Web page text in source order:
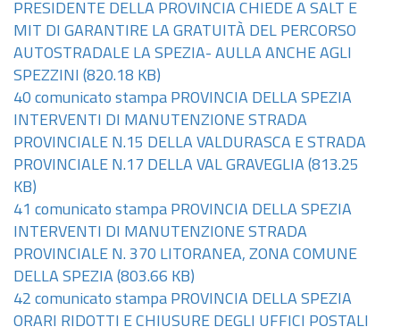
PRESIDENTE DELLA PROVINCIA CHIEDE A SALT E
MIT DI GARANTIRE LA GRATUITÀ DEL PERCORSO
AUTOSTRADALE LA SPEZIA- AULLA ANCHE AGLI
SPEZZINI (820.18 KB)
40 comunicato stampa PROVINCIA DELLA SPEZIA
INTERVENTI DI MANUTENZIONE STRADA
PROVINCIALE N.15 DELLA VALDURASCA E STRADA
PROVINCIALE N.17 DELLA VAL GRAVEGLIA (813.25
KB)
41 comunicato stampa PROVINCIA DELLA SPEZIA
INTERVENTI DI MANUTENZIONE STRADA
PROVINCIALE N. 370 LITORANEA, ZONA COMUNE
DELLA SPEZIA (803.66 KB)
42 comunicato stampa PROVINCIA DELLA SPEZIA
ORARI RIDOTTI E CHIUSURE DEGLI UFFICI POSTALI